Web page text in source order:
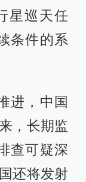
星巡天任
条件的系
进，中国
，长期监
查可疑深
还将发射